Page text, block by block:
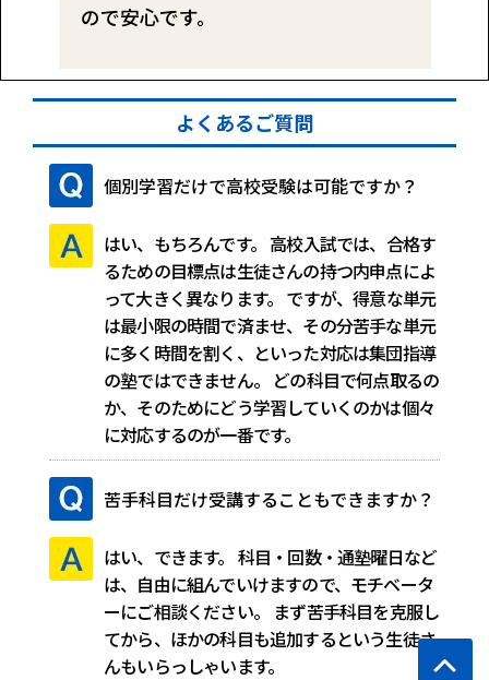
ので安心です。
よくあるご質問
個別学習だけで高校受験は可能ですか？
はい、もちろんです。 高校入試では、合格す
るための目標点は生徒さんの持つ内申点によ
って大きく異なります。 ですが、得意な単元
は最小限の時間で済ませ、その分苦手な単元
に多く時間を割く、といった対応は集団指導
の塾ではできません。 どの科目で何点取るの
か、そのためにどう学習していくのかは個々
に対応するのが一番です。
苦手科目だけ受講することもできますか？
はい、できます。 科目・回数・通塾曜日など
は、自由に組んでいけますので、モチベータ
ーにご相談ください。
まず苦手科目を克服し
てから、ほかの科目も追加するという生徒さ
んもいらっしゃいます。